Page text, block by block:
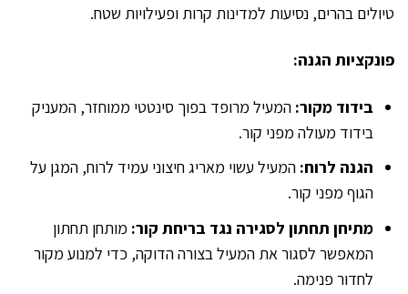
טיולים בהרים, נסיעות למדינות קרות ופעילויות שטח.
פונקציות הגנה:
בידוד מקור: המעיל מרופד בפוך סינטטי ממוחזר, המעניק
בידוד מעולה מפני קור.
הגנה לרוח: המעיל עשוי מאריג חיצוני עמיד לרוח, המגן על
הגוף מפני קור.
מתיחן תחתון לסגירה נגד בריחת קור: מותחן תחתון
המאפשר לסגור את המעיל בצורה הדוקה, כדי למנוע מקור
לחדור פנימה.